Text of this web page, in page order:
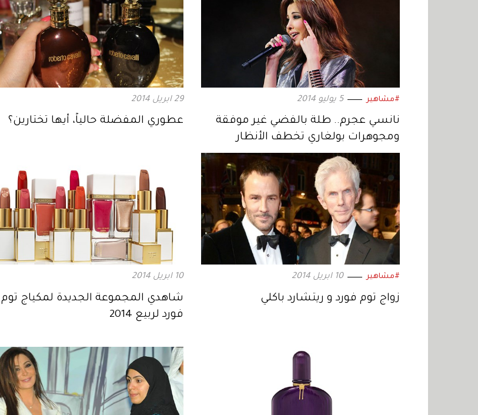
#مشاهير 5 يوليو 2014
نانسي عجرم.. طلة بالفضي غير موفقة
ومجوهرات بولغاري تخطف الأنظار
29 ابريل 2014
عطوري المفضلة حالياً، أيها تختارين؟
#مشاهير 10 ابريل 2014
زواج توم فورد و ريتشارد باكلي
10 ابريل 2014
شاهدي المجموعة الجديدة لمكياج توم
فورد لربيع 2014